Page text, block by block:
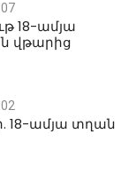
18-ամյա
վթարից
18-ամյա տղան